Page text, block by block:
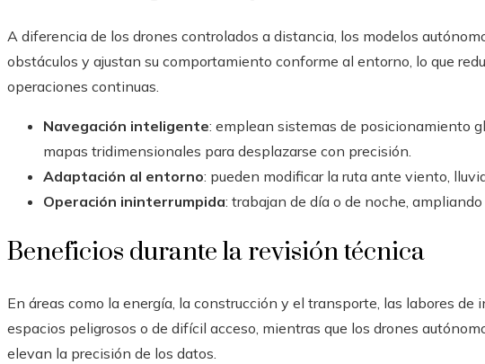
A diferencia de los drones controlados a distancia, los modelos
obstáculos y ajustan su comportamiento conforme al entorno, lo que
operaciones continuas.
Navegación inteligente: emplean sistemas de posicionamiento
mapas tridimensionales para desplazarse con precisión.
Adaptación al entorno: pueden modificar la ruta ante viento,
Operación ininterrumpida: trabajan de día o de noche,
Beneficios durante la revisión técnica
En áreas como la energía, la construcción y el transporte, las labores de
espacios peligrosos o de difícil acceso, mientras que los drones
elevan la precisión de los datos.